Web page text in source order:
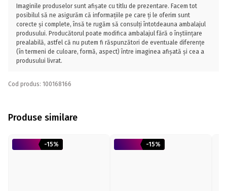
Imaginile produselor sunt afișate cu titlu de prezentare. Facem tot
posibilul să ne asigurăm că informațiile pe care ți le oferim sunt
corecte și complete, însă te rugăm să consulți întotdeauna ambalajul
produsului. Producătorul poate modifica ambalajul fără o înștiințare
prealabilă, astfel că nu putem fi răspunzători de eventuale diferențe
(în termeni de culoare, formă, aspect) între imaginea afișată și cea a
produsului livrat.
Cod produs: 100168166
Produse similare
-15% -15%